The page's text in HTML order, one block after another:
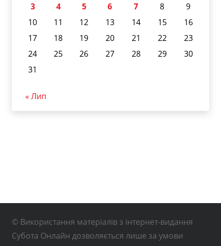
3
4 5 6 7 8
9
10
11 12 13 14 15
16
17
18 19 20 21 22
23
24
25 26 27 28 29
30
31
« Лип
© Використання матеріалів з інтернет-видання
Субота Онлайн дозволяється лише за умови